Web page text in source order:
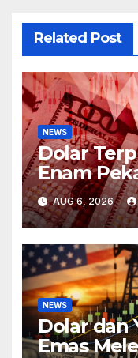
Related Post
NEWS
Dolar
Enam
AUG 6, 2026
NEWS
Dolar dan
Emas